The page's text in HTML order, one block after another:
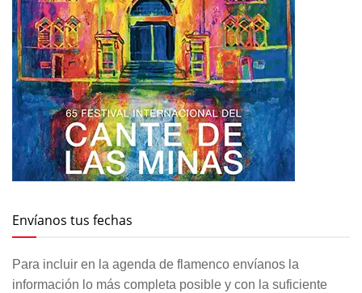
Envíanos tus fechas
Para incluir en la agenda de flamenco envíanos la
información lo más completa posible y con la suficiente